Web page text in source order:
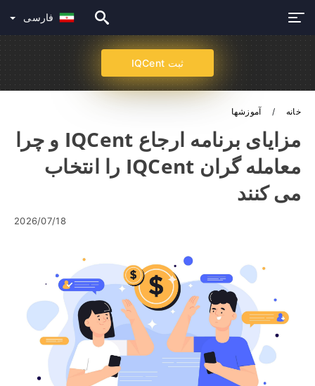
فارسی
ثبت IQCent
خانه آموزشها
مزایای برنامه ارجاع IQCent و چرا
معامله گران IQCent را انتخاب
می کنند
2026/07/18